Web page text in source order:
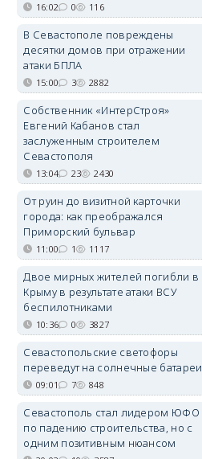
16:02 0 116
В Севастополе повреждены
десятки домов при отражении
атаки БПЛА
15:00 3 2882
Собственник «ИнтерСтроя»
Евгений Кабанов стал
заслуженным строителем
Севастополя
13:04 23 2430
От руин до визитной карточки
города: как преображался
Приморский бульвар
11:00 1 1117
Двое мирных жителей погибли в
Крыму в результате атаки ВСУ
беспилотниками
10:36 0 3827
Севастопольские светофоры
переведут на солнечные батареи
09:01 7 848
Севастополь стал лидером ЮФО
по падению строительства, но с
одним позитивным нюансом